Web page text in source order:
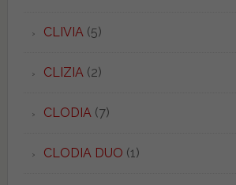
CLIVIA(5)
CLIZIA(2)
CLODIA(7)
CLODIA DUO (1)